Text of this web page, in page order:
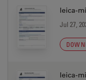
leica-
Jul 27,
leica-